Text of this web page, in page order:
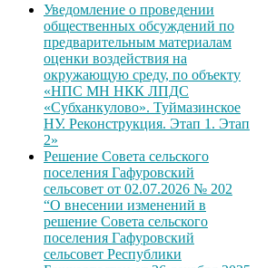
Уведомление о проведении
общественных обсуждений по
предварительным материалам
оценки воздействия на
окружающую среду, по объекту
«НПС МН НКК ЛПДС
«Субханкулово». Туймазинское
НУ. Реконструкция. Этап 1. Этап
2»
Решение Совета сельского
поселения Гафуровский
сельсовет от 02.07.2026 № 202
“О внесении изменений в
решение Совета сельского
поселения Гафуровский
сельсовет Республики